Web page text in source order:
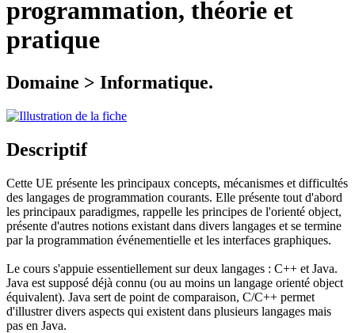
programmation, théorie et
pratique
Domaine > Informatique.
Descriptif
Cette UE présente les principaux concepts, mécanismes et difficultés
des langages de programmation courants. Elle présente tout d'abord
les principaux paradigmes, rappelle les principes de l'orienté object,
présente d'autres notions existant dans divers langages et se termine
par la programmation événementielle et les interfaces graphiques.
Le cours s'appuie essentiellement sur deux langages : C++ et Java.
Java est supposé déjà connu (ou au moins un langage orienté object
équivalent). Java sert de point de comparaison, C/C++ permet
d'illustrer divers aspects qui existent dans plusieurs langages mais
pas en Java.